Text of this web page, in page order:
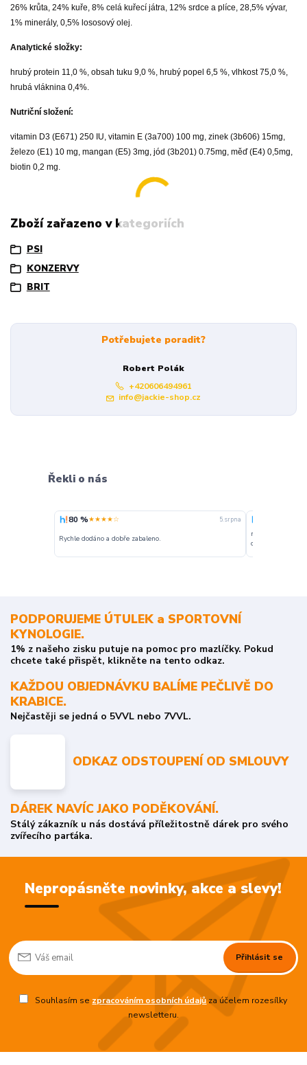
26% krůta, 24% kuře, 8% celá kuřecí játra, 12% srdce a plíce, 28,5% vývar,
1% minerály, 0,5% lososový olej.
Analytické složky:
hrubý protein 11,0 %, obsah tuku 9,0 %, hrubý popel 6,5 %, vlhkost 75,0 %,
hrubá vláknina 0,4%.
Nutriční složení:
vitamin D3 (E671) 250 IU, vitamin E (3a700) 100 mg, zinek (3b606) 15mg,
železo (E1) 10 mg, mangan (E5) 3mg, jód (3b201) 0.75mg, měď (E4) 0,5mg,
biotin 0,2 mg.
Zboží zařazeno v kategoriích
PSI
KONZERVY
BRIT
Potřebujete poradit?
Robert Polák
+420606494961
info@jackie-shop.cz
Řekli o nás
80 %★★★★☆ 5. srpna
Rychle dodáno a dobře zabaleno.
nakupuji
o stavu
PODPORUJEME ÚTULEK a SPORTOVNÍ
KYNOLOGIE.
1% z našeho zisku putuje na pomoc pro mazlíčky. Pokud
chcete také přispět, klikněte na tento odkaz.
KAŽDOU OBJEDNÁVKU BALÍME PEČLIVĚ DO
KRABICE.
Nejčastěji se jedná o 5VVL nebo 7VVL.
ODKAZ ODSTOUPENÍ OD SMLOUVY
DÁREK NAVÍC JAKO PODĚKOVÁNÍ.
Stálý zákazník u nás dostává příležitostně dárek pro svého
zvířecího parťáka.
Nepropásněte novinky, akce a slevy!
Přihlásit se
Souhlasím se zpracováním osobních údajůza účelem rozesílky
newsletteru.